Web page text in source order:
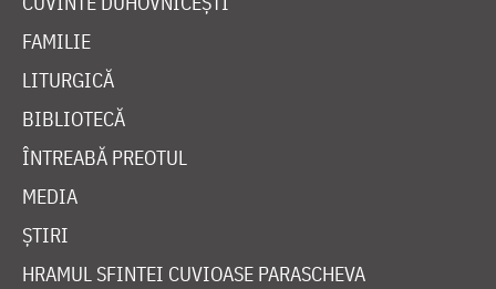
FAMILIE
LITURGICĂ
BIBLIOTECĂ
ÎNTREABĂ PREOTUL
MEDIA
ȘTIRI
HRAMUL SFINTEI CUVIOASE PARASCHEVA